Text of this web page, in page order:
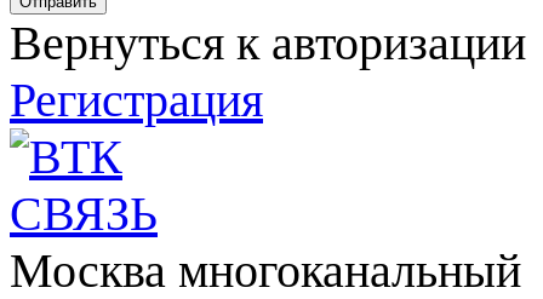
Вернуться к авторизации
Регистрация
Москва многоканальный